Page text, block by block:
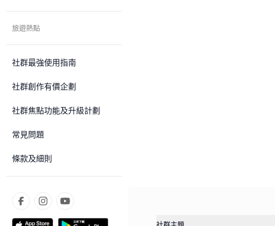
旅遊熱點
社群最強使用指南
社群創作有價企劃
社群焦點功能及升級計劃
常見問題
條款及細則
社群主題